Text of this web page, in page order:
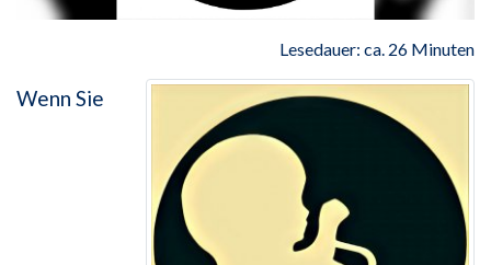
Lesedauer: ca. 26 Minuten
Wenn Sie